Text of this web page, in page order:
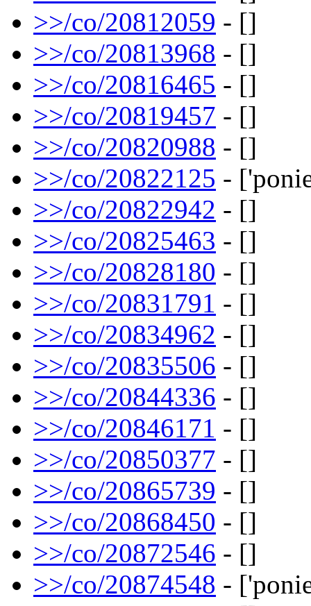
>>/co/20812059 - []
>>/co/20813968 - []
>>/co/20816465 - []
>>/co/20819457 - []
>>/co/20820988 - []
>>/co/20822125 -
>>/co/20822942 - []
>>/co/20825463 - []
>>/co/20828180 - []
>>/co/20831791 - []
>>/co/20834962 - []
>>/co/20835506 - []
>>/co/20844336 - []
>>/co/20846171 - []
>>/co/20850377 - []
>>/co/20865739 - []
>>/co/20868450 - []
>>/co/20872546 - []
>>/co/20874548 -